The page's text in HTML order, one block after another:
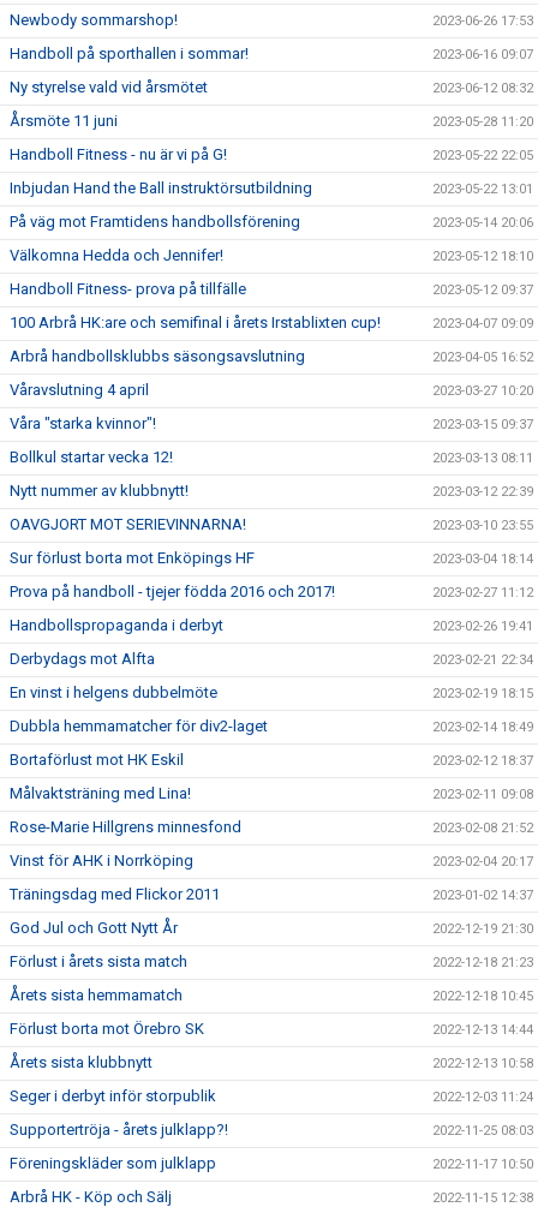
Newbody sommarshop! 2023-06-26 17:53
Handboll på sporthallen i sommar! 2023-06-16 09:07
Ny styrelse vald vid årsmötet 2023-06-12 08:32
Årsmöte 11 juni 2023-05-28 11:20
Handboll Fitness - nu är vi på G! 2023-05-22 22:05
Inbjudan Hand the Ball instruktörsutbildning 2023-05-22 13:01
På väg mot Framtidens handbollsförening 2023-05-14 20:06
Välkomna Hedda och Jennifer! 2023-05-12 18:10
Handboll Fitness- prova på tillfälle 2023-05-12 09:37
100 Arbrå HK:are och semifinal i årets Irstablixten cup! 2023-04-07 09:09
Arbrå handbollsklubbs säsongsavslutning 2023-04-05 16:52
Våravslutning 4 april 2023-03-27 10:20
Våra "starka kvinnor"! 2023-03-15 09:37
Bollkul startar vecka 12! 2023-03-13 08:11
Nytt nummer av klubbnytt! 2023-03-12 22:39
OAVGJORT MOT SERIEVINNARNA! 2023-03-10 23:55
Sur förlust borta mot Enköpings HF 2023-03-04 18:14
Prova på handboll - tjejer födda 2016 och 2017! 2023-02-27 11:12
Handbollspropaganda i derbyt 2023-02-26 19:41
Derbydags mot Alfta 2023-02-21 22:34
En vinst i helgens dubbelmöte 2023-02-19 18:15
Dubbla hemmamatcher för div2-laget 2023-02-14 18:49
Bortaförlust mot HK Eskil 2023-02-12 18:37
Målvaktsträning med Lina! 2023-02-11 09:08
Rose-Marie Hillgrens minnesfond 2023-02-08 21:52
Vinst för AHK i Norrköping 2023-02-04 20:17
Träningsdag med Flickor 2011 2023-01-02 14:37
God Jul och Gott Nytt År 2022-12-19 21:30
Förlust i årets sista match 2022-12-18 21:23
Årets sista hemmamatch 2022-12-18 10:45
Förlust borta mot Örebro SK 2022-12-13 14:44
Årets sista klubbnytt 2022-12-13 10:58
Seger i derbyt inför storpublik 2022-12-03 11:24
Supportertröja - årets julklapp?! 2022-11-25 08:03
Föreningskläder som julklapp 2022-11-17 10:50
Arbrå HK - Köp och Sälj 2022-11-15 12:38